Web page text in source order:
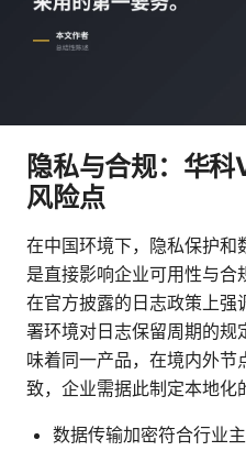
隐私与合规：华
风险点
在中国环境下，隐私保护和
是直接影响企业可用性与
在官方披露的日志政策上强
署环境对日志保留周期的规
味着同一产品，在境内外
致，企业需据此制定本地化
数据传输加密符合行业